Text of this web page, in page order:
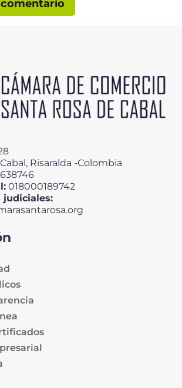
Risaralda -Colombia
018000189742
judiciales: